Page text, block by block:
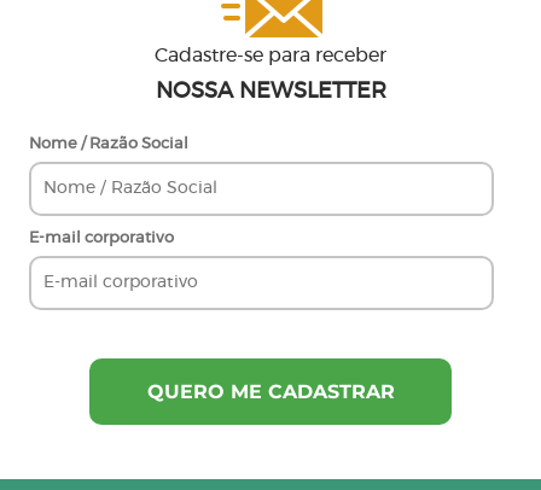
Cadastre-se para receber
NOSSA NEWSLETTER
Nome / Razão Social
E-mail corporativo